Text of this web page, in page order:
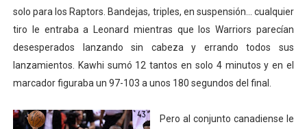
solo para los Raptors. Bandejas, triples, en suspensión... cualquier
tiro le entraba a Leonard mientras que los Warriors parecían
desesperados lanzando sin cabeza y errando todos sus
lanzamientos. Kawhi sumó 12 tantos en solo 4 minutos y en el
marcador figuraba un 97-103 a unos 180 segundos del final.
Pero al conjunto canadiense le